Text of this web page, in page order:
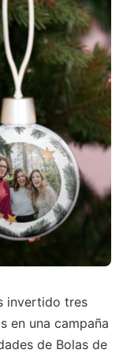
invertido tres
en una campaña
de Bolas de